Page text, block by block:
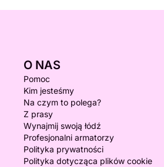
O NAS
Pomoc
Kim jesteśmy
Na czym to polega?
Z prasy
Wynajmij swoją łódź
Profesjonalni armatorzy
Polityka prywatności
Polityka dotycząca plików cookie